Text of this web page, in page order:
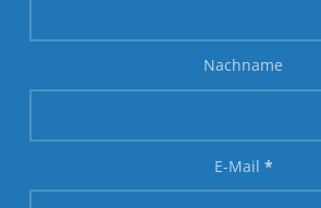
Nachname
E-Mail *